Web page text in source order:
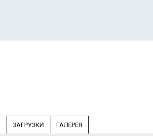
ЗАГРУЗКИ ГАЛЕРЕЯ